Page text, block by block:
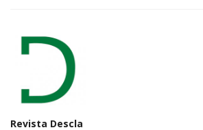
Revista Descla